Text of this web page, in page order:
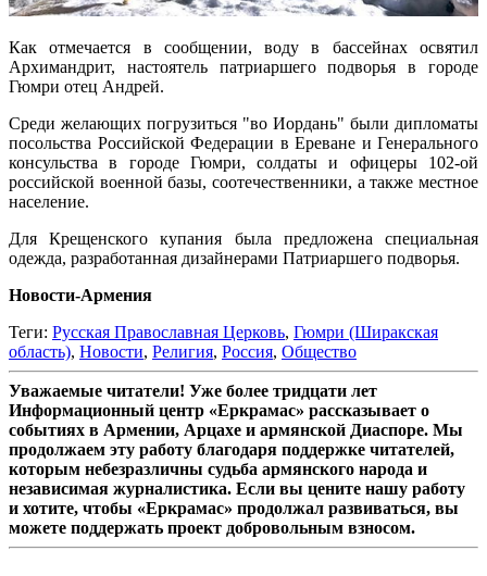
Как отмечается в сообщении, воду в бассейнах освятил
Архимандрит, настоятель патриаршего подворья в городе
Гюмри отец Андрей.
Среди желающих погрузиться "во Иордань" были дипломаты
посольства Российской Федерации в Ереване и Генерального
консульства в городе Гюмри, солдаты и офицеры 102-ой
российской военной базы, соотечественники, а также местное
население.
Для Крещенского купания была предложена специальная
одежда, разработанная дизайнерами Патриаршего подворья.
Новости-Армения
Теги: Русская Православная Церковь, Гюмри (Ширакская
область), Новости, Религия, Россия, Общество
Уважаемые читатели! Уже более тридцати лет
Информационный центр «Еркрамас» рассказывает о
событиях в Армении, Арцахе и армянской Диаспоре. Мы
продолжаем эту работу благодаря поддержке читателей,
которым небезразличны судьба армянского народа и
независимая журналистика. Если вы цените нашу работу
и хотите, чтобы «Еркрамас» продолжал развиваться, вы
можете поддержать проект добровольным взносом.